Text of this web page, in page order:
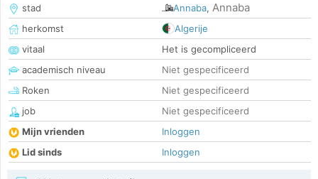
stad
Annaba, Annaba
herkomst
Algerije
vitaal
Het is gecompliceerd
academisch niveau
Niet gespecificeerd
Roken
Niet gespecificeerd
job
Niet gespecificeerd
Mijn vrienden
Inloggen
Lid sinds
Inloggen